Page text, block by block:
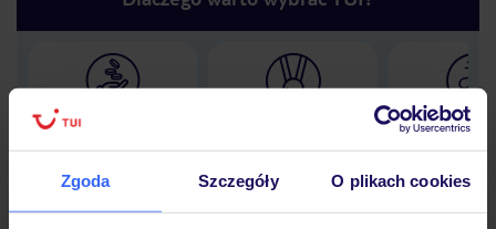
Zgoda Szczegóły O plikach cookies
Lider niskich cen 30 lat w